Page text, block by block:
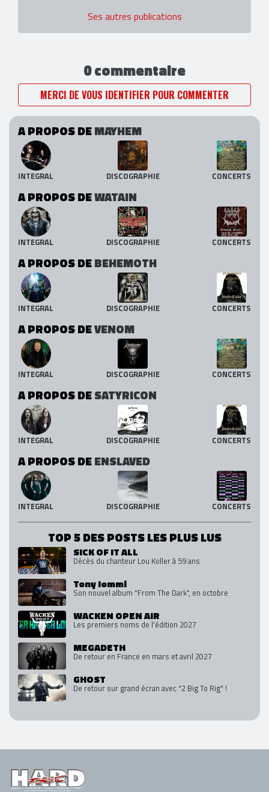
Ses autres publications
0 commentaire
MERCI DE VOUS IDENTIFIER POUR COMMENTER
A PROPOS DEMAYHEM
INTEGRAL DISCOGRAPHIE CONCERTS
A PROPOS DEWATAIN
INTEGRAL DISCOGRAPHIE CONCERTS
A PROPOS DEBEHEMOTH
INTEGRAL DISCOGRAPHIE CONCERTS
A PROPOS DEVENOM
INTEGRAL DISCOGRAPHIE CONCERTS
A PROPOS DESATYRICON
INTEGRAL DISCOGRAPHIE CONCERTS
A PROPOS DEENSLAVED
INTEGRAL DISCOGRAPHIE CONCERTS
TOP 5 DES POSTS LES PLUS LUS
SICK OF IT ALL
Décès du chanteur Lou Koller à 59 ans
Tony Iommi
Son nouvel album "From The Dark", en octobre
WACKEN OPEN AIR
Les premiers noms de l'édition 2027
MEGADETH
De retour en France en mars et avril 2027
GHOST
De retour sur grand écran avec "2 Big To Rig" !